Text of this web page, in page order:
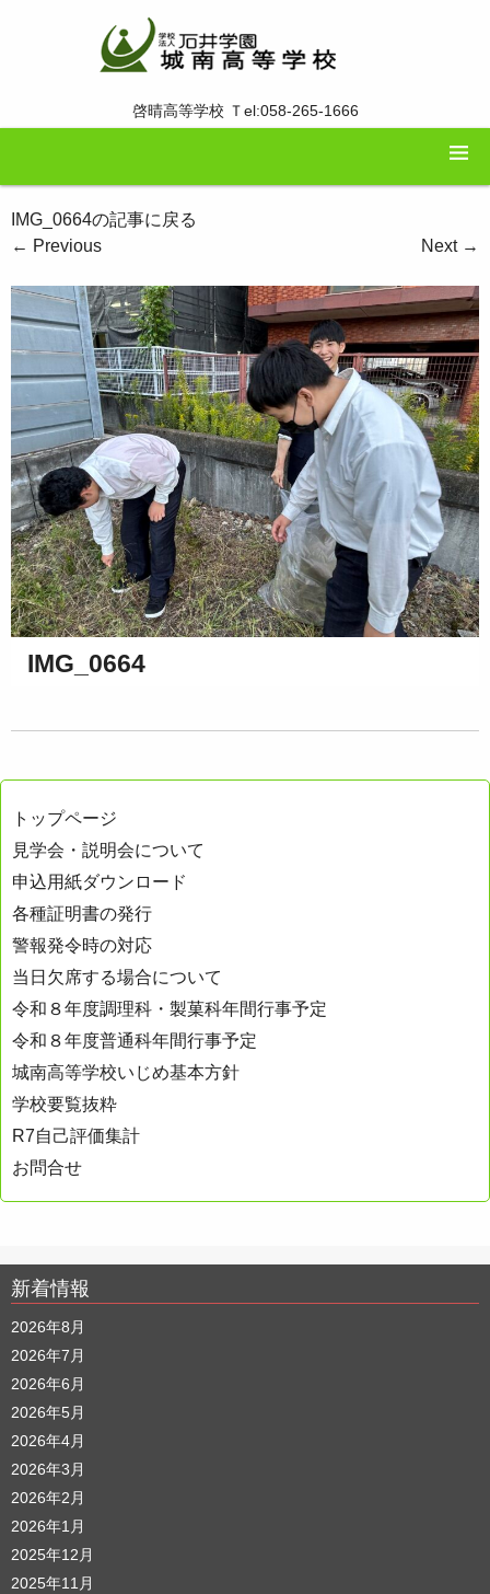
啓晴高等学校 Ｔel:058-265-1666
IMG_0664の記事に戻る
← Previous Next →
IMG_0664
トップページ
見学会・説明会について
申込用紙ダウンロード
各種証明書の発行
警報発令時の対応
当日欠席する場合について
令和８年度調理科・製菓科年間行事予定
令和８年度普通科年間行事予定
城南高等学校いじめ基本方針
学校要覧抜粋
R7自己評価集計
お問合せ
新着情報
2026年8月
2026年7月
2026年6月
2026年5月
2026年4月
2026年3月
2026年2月
2026年1月
2025年12月
2025年11月